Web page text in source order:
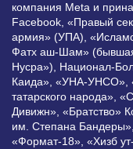
компания Meta и
Facebook, «Правый
армия» (УПА),
Фатх аш-Шам»
Нусра»), Национал-
Каида», «УНА-УНСО»,
татарского народа»,
Дивижн», «Братство»
им. Степана
«Формат-18», «Хизб